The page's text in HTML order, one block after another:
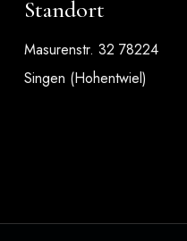
Standort
Masurenstr. 32 78224
Singen (Hohentwiel)